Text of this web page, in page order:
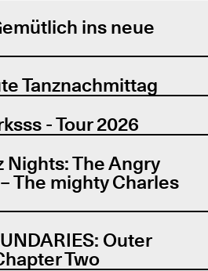
ins neue
Tanznachmittag
- Tour 2026
Nights: The Angry
The mighty Charles
Outer
Two